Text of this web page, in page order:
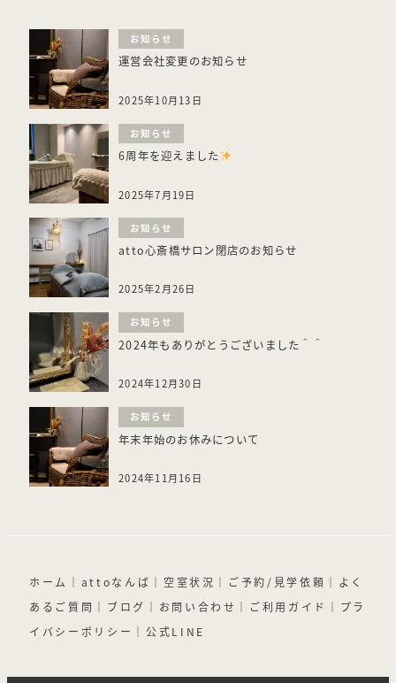
お知らせ
運営会社変更のお知らせ
2025年10月13日
お知らせ
6周年を迎えました
2025年7月19日
お知らせ
atto心斎橋サロン閉店のお知らせ
2025年2月26日
お知らせ
2024年もありがとうございました＾＾
2024年12月30日
お知らせ
年末年始のお休みについて
2024年11月16日
ホーム ｜ attoなんば ｜ 空室状況 ｜ ご予約/見学依頼 ｜ よく
あるご質問 ｜ ブログ ｜ お問い合わせ ｜ ご利用ガイド ｜ プラ
イバシーポリシー ｜ 公式LINE